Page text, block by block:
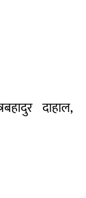
दाहाल,